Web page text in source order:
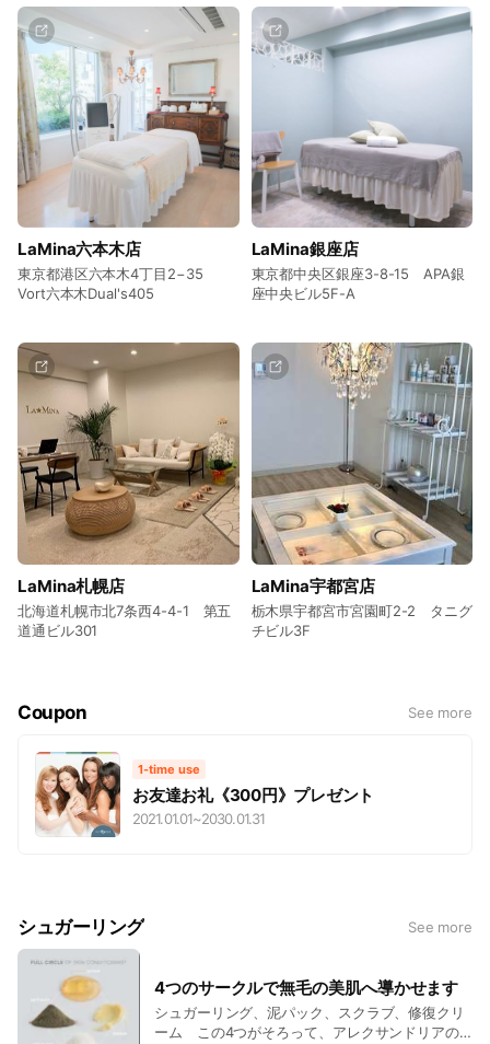
LaMina六本木店
東京都港区六本木4丁目2−35
Vort六本木Dual's405
LaMina銀座店
東京都中央区銀座3-8-15 APA銀
座中央ビル5F-A
LaMina札幌店
北海道札幌市北7条西4-4-1 第五
道通ビル301
LaMina宇都宮店
栃木県宇都宮市宮園町2-2 タニグ
チビル3F
Coupon See more
1-time use
お友達お礼《300円》プレゼント
2021.01.01~2030.01.31
シュガーリング See more
4つのサークルで無毛の美肌へ導かせます
シュガーリング、泥パック、スクラブ、修復クリ
ーム この4つがそろって、アレクサンドリアの